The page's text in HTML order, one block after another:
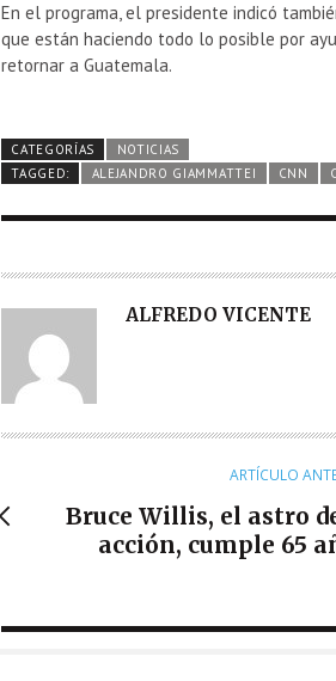
En el programa, el presidente indicó
que están haciendo todo lo posible por
retornar a Guatemala.
CATEGORÍAS
NOTICIAS
TAGGED:
ALEJANDRO GIAMMATTEI CNN
A
R
ALFREDO VICENTE
ARTÍCULO
Bruce Willis, el astro
acción, cumple 65